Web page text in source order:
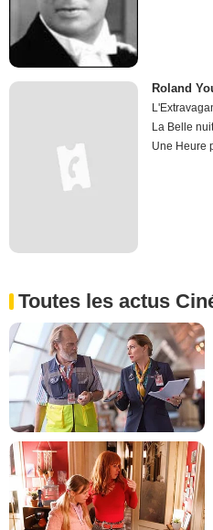
Roland
La Belle nuit
Une Heure
Toutes les actus